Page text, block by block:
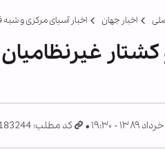
اخبار جهان اخبار آسیای مرکزی و شبه
كشتار
کد مطلب: 183244